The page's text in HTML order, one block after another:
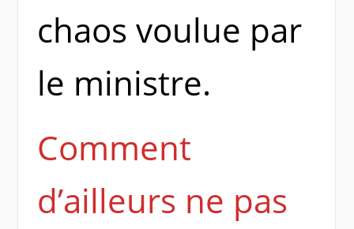
chaos voulue par
le ministre.
Comment
d’ailleurs ne pas